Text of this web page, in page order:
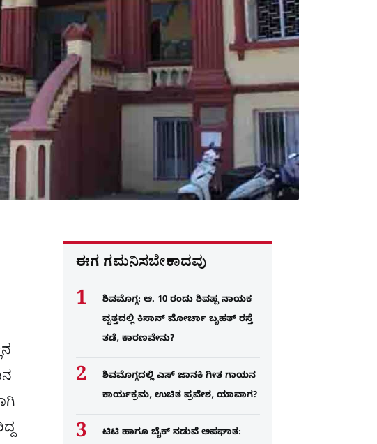
ಈಗ ಗಮನಿಸಬೇಕಾದವು
ಶಿವಮೊಗ್ಗ: ಆ. 10 ರಂದು ಶಿವಪ್ಪ ನಾಯಕ
ವೃತ್ತದಲ್ಲಿ ಕಿಸಾನ್ ಮೋರ್ಚಾ ಬೃಹತ್ ರಸ್ತೆ
ತಡೆ, ಕಾರಣವೇನು?
ಶಿವಮೊಗ್ಗದಲ್ಲಿ ಎಸ್​ ಜಾನಕಿ ಗೀತ ಗಾಯನ
ಕಾರ್ಯಕ್ರಮ, ಉಚಿತ ಪ್ರವೇಶ, ಯಾವಾಗ?
ಟಿಟಿ ಹಾಗೂ ಬೈಕ್ ನಡುವೆ ಅಪಘಾತ: